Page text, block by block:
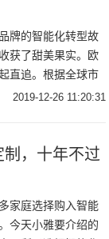
牌的智能化转型故
获了甜美果实。欧
直追。根据全球市
的研究报告：预计到
2019-12-26 11:20:31
，十年不过
家庭选择购入智能
今天小雅要介绍的